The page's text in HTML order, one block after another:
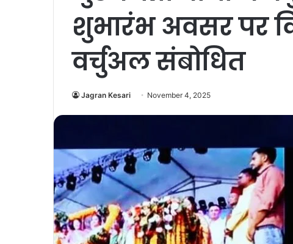
शुभारंभ अवसर पर
वर्चुअल संबोधित
Jagran Kesari November 4, 2025